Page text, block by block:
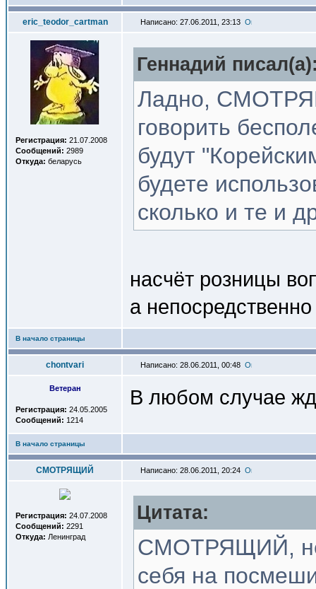
eric_teodor_cartman Написано: 27.06.2011, 23:13
Регистрация: 21.07.2008
Сообщений: 2989
Откуда: беларусь
Геннадий
Ладно,
говорить
будут
будете
сколько и те и
насчёт розницы
а
В начало страницы
chontvari Написано: 28.06.2011, 00:48
Ветеран
Регистрация: 24.05.2005
Сообщений: 1214
В любом случае
В начало страницы
СМОТРЯЩИЙ Написано: 28.06.2011, 20:24
Регистрация: 24.07.2008
Сообщений: 2291
Откуда: Ленинград
Цитата:
СМОТРЯЩИЙ, не
себя на